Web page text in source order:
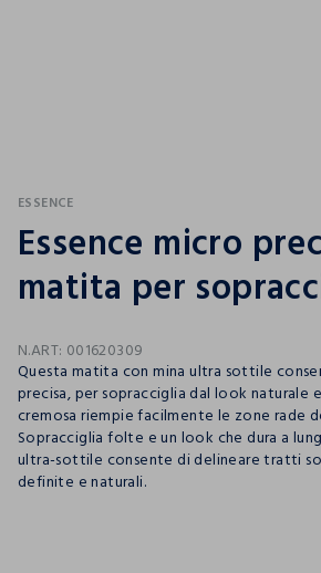
ESSENCE
Essence micro
matita per
N.ART: 001620309
Questa matita con mina ultra sottile
precisa, per sopracciglia dal look naturale
cremosa riempie facilmente le zone rade
Sopracciglia folte e un look che dura a
ultra-sottile consente di delineare tratti
definite e naturali.